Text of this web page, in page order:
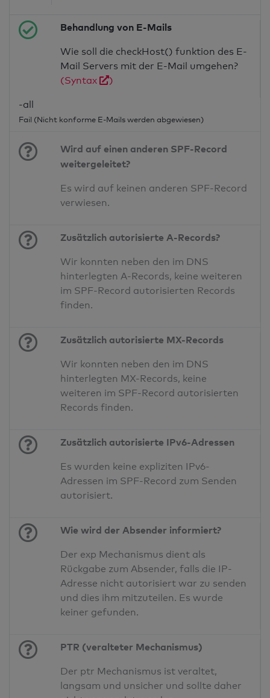
Behandlung von E-Mails
Wie soll die checkHost() funktion des E-
Mail Servers mit der E-Mail umgehen?
(Syntax
)
-all
Fail (Nicht konforme E-Mails werden abgewiesen)
Wird auf einen anderen SPF-Record
weitergeleitet?
Es wird auf keinen anderen SPF-Record
verwiesen.
Zusätzlich autorisierte A-Records?
Wir konnten neben den im DNS
hinterlegten A-Records, keine weiteren
im SPF-Record autorisierten Records
finden.
Zusätzlich autorisierte MX-Records
Wir konnten neben den im DNS
hinterlegten MX-Records, keine
weiteren im SPF-Record autorisierten
Records finden.
Zusätzlich autorisierte IPv6-Adressen
Es wurden keine expliziten IPv6-
Adressen im SPF-Record zum Senden
autorisiert.
Wie wird der Absender informiert?
Der exp Mechanismus dient als
Rückgabe zum Absender, falls die IP-
Adresse nicht autorisiert war zu senden
und dies ihm mitzuteilen. Es wurde
keiner gefunden.
PTR (veralteter Mechanismus)
Der ptr Mechanismus ist veraltet,
langsam und unsicher und sollte daher